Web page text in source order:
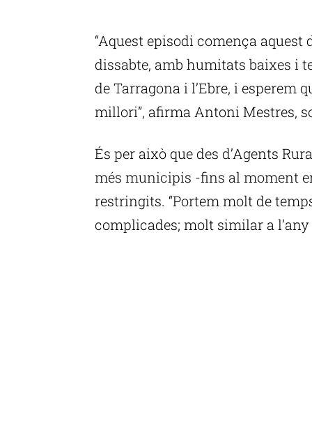
“Aquest episodi comença
dissabte, amb humitats baixes i
de Tarragona i l’Ebre, i esperem
millori”, afirma Antoni Mestres,
És per això que des d’Agents
més municipis -fins al moment
restringits. “Portem molt de
complicades; molt similar a l’any